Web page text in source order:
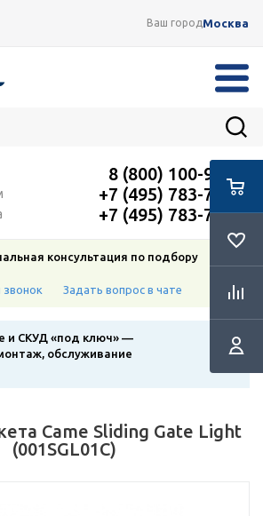
Ваш городМосква
8 (800) 100-91-12
+7 (495) 783-72-87
+7 (495) 783-72-87
консультация по подбору
звонок
Задать вопрос в чате
и СКУД «под ключ» —
обслуживание
Came Sliding Gate Light
(001SGL01C)